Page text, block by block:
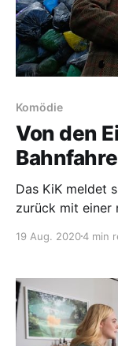
Komödie
Von den
Das KiK meldet
zurück mit einer
schwarze
19 Aug. 20204 min